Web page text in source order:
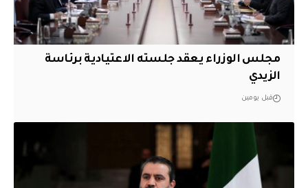
مجلس الوزراء يعقد جلسته الاعتيادية برئاسة
الزيدي
قبل يومين